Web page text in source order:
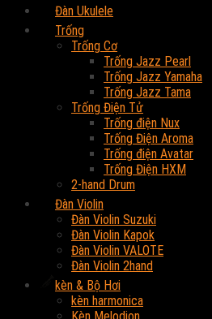
Đàn Ukulele
Trống
Trống Cơ
Trống Jazz Pearl
Trống Jazz Yamaha
Trống Jazz Tama
Trống Điện Tử
Trống điện Nux
Trống Điện Aroma
Trống điện Avatar
Trống Điện HXM
2-hand Drum
Đàn Violin
Đàn Violin Suzuki
Đàn Violin Kapok
Đàn Violin VALOTE
Đàn Violin 2hand
kèn & Bộ Hơi
kèn harmonica
Kèn Melodion